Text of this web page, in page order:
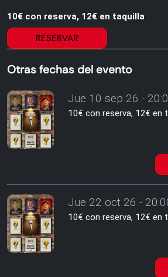
10€ con reserva, 12€ en taquilla
RESERVAR
Otras fechas del evento
Jue 10 sep 26 -
10€ con reserva, 12€ en
Jue 22 oct 26 -
10€ con reserva, 12€ en